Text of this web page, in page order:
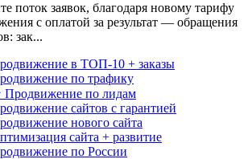
поток заявок, благодаря новому тарифу
с оплатой за результат — обращения
зак...
в ТОП-10 + заказы
по трафику
по лидам
сайтов с гарантией
нового сайта
сайта + развитие
по России